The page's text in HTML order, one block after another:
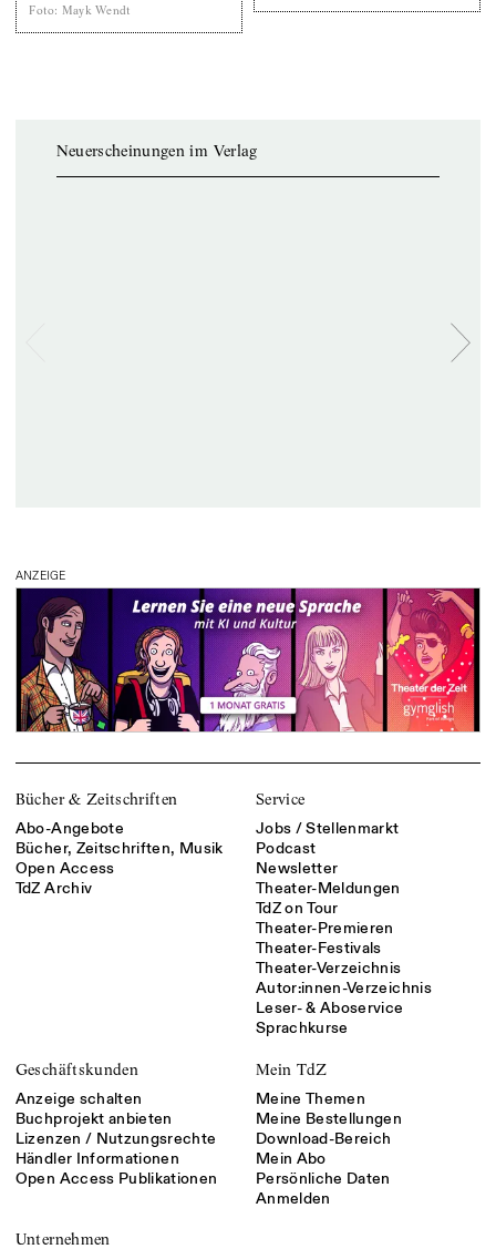
Foto: Mayk Wendt
Neuerscheinungen im Verlag
ANZEIGE
Bücher & Zeitschriften
Abo-Angebote
Bücher, Zeitschriften, Musik
Open Access
TdZ Archiv
Service
Jobs / Stellenmarkt
Podcast
Newsletter
Theater-Meldungen
TdZ on Tour
Theater-Premieren
Theater-Festivals
Theater-Verzeichnis
Autor:innen-Verzeichnis
Leser- & Aboservice
Sprachkurse
Geschäftskunden
Anzeige schalten
Buchprojekt anbieten
Lizenzen / Nutzungsrechte
Händler Informationen
Open Access Publikationen
Mein TdZ
Meine Themen
Meine Bestellungen
Download-Bereich
Mein Abo
Persönliche Daten
Anmelden
Unternehmen